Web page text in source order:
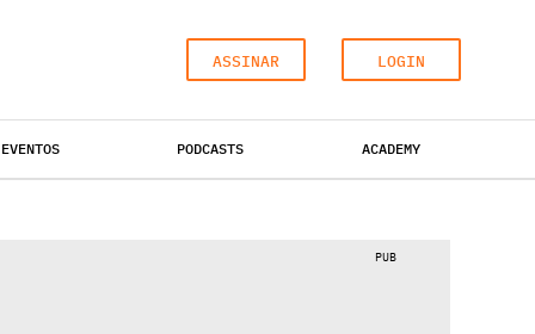
ASSINAR LOGIN
EVENTOS PODCASTS ACADEMY
PUB